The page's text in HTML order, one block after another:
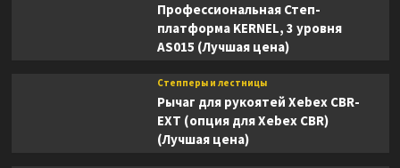
Профессиональная Степ-
платформа KERNEL, 3 уровня
AS015 (Лучшая цена)
Степперы и лестницы
Рычаг для рукоятей Xebex CBR-
EXT (опция для Xebex CBR)
(Лучшая цена)